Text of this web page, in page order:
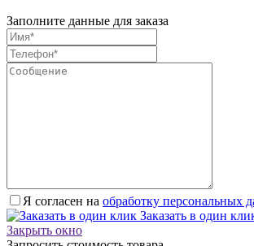
Заполните данные для заказа
Я согласен на обработку персональных
Заказать в один
Закрыть окно